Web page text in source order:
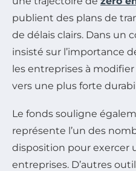
publient des plans de
de délais clairs. Dans un
insisté sur l’importance
les entreprises à modifier
vers une plus forte
Le fonds souligne
représente l’un des
disposition pour exercer
entreprises. D’autres